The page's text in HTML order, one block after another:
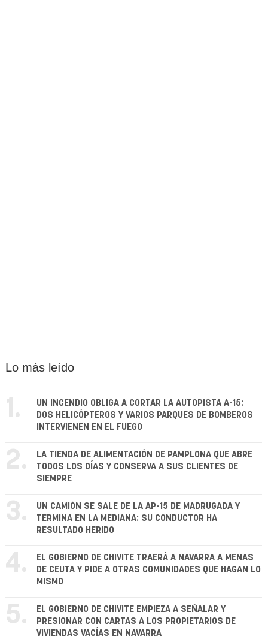
Lo más leído
1.
UN INCENDIO OBLIGA A CORTAR LA AUTOPISTA A-15:
DOS HELICÓPTEROS Y VARIOS PARQUES DE BOMBEROS
INTERVIENEN EN EL FUEGO
2.
LA TIENDA DE ALIMENTACIÓN DE PAMPLONA QUE ABRE
TODOS LOS DÍAS Y CONSERVA A SUS CLIENTES DE
SIEMPRE
3.
UN CAMIÓN SE SALE DE LA AP-15 DE MADRUGADA Y
TERMINA EN LA MEDIANA: SU CONDUCTOR HA
RESULTADO HERIDO
4.
EL GOBIERNO DE CHIVITE TRAERÁ A NAVARRA A MENAS
DE CEUTA Y PIDE A OTRAS COMUNIDADES QUE HAGAN LO
MISMO
5.
EL GOBIERNO DE CHIVITE EMPIEZA A SEÑALAR Y
PRESIONAR CON CARTAS A LOS PROPIETARIOS DE
VIVIENDAS VACÍAS EN NAVARRA